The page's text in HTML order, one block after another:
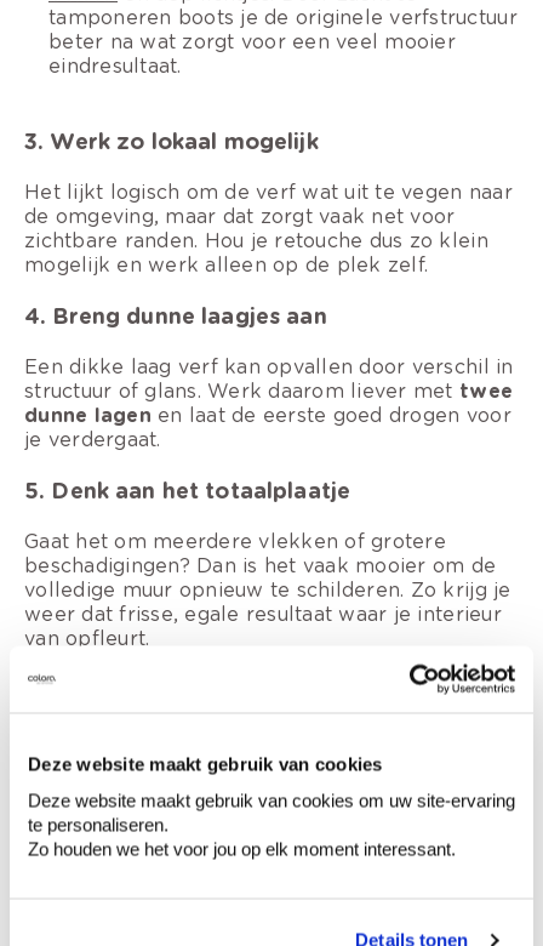
Deze website maakt gebruik van cookies
Deze website maakt gebruik van cookies om uw site-ervaring
te personaliseren.
Zo houden we het voor jou op elk moment interessant.
Details tonen
tamponeren boots je de originele verfstructuur
beter na wat zorgt voor een veel mooier
eindresultaat.
3. Werk zo lokaal mogelijk
Het lijkt logisch om de verf wat uit te vegen naar
de omgeving, maar dat zorgt vaak net voor
zichtbare randen. Hou je retouche dus zo klein
mogelijk en werk alleen op de plek zelf.
4. Breng dunne laagjes aan
Een dikke laag verf kan opvallen door verschil in
structuur of glans. Werk daarom liever met twee
dunne lagen en laat de eerste goed drogen voor
je verdergaat.
5. Denk aan het totaalplaatje
Gaat het om meerdere vlekken of grotere
beschadigingen? Dan is het vaak mooier om de
volledige muur opnieuw te schilderen. Zo krijg je
weer dat frisse, egale resultaat waar je interieur
van opfleurt.